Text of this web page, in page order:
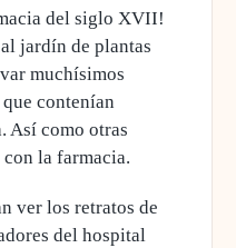
del siglo XVII!
jardín de plantas
muchísimos
contenían
Así como otras
la farmacia.
ver los retratos de
del hospital